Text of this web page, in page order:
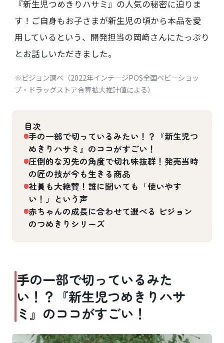
『新生児つめきりハサミ』の人気の秘密に迫りま
す！ご自身もお子さまが新生児の頃から本品を愛
用しているという、開発担当の岡﨑さんにたっぷり
とお話しいただきました。
※ピジョン調べ（2022年インテージPOS全国ベビーショッ
プ・ドラッグストア合算拡大推計値による）
目次
手の一部で切っているみたい！？『新生児つ
めきりハサミ』のココがすごい！
圧倒的な刃先の角度で切れ味抜群！発売当時
の匠の技が今も生きる商品
社員も大絶賛！誰に聞いても「使いやす
い！」という声
赤ちゃんの成長に合わせて選べる ピジョン
のつめきりシリーズ
手の一部で切っているみた
い！？『新生児つめきりハサ
ミ』のココがすごい！